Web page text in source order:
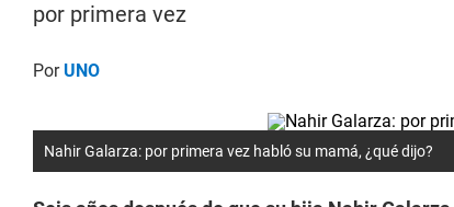
por primera vez
PorUNO
Nahir Galarza: por primera vez habló su mamá, ¿qué dijo?